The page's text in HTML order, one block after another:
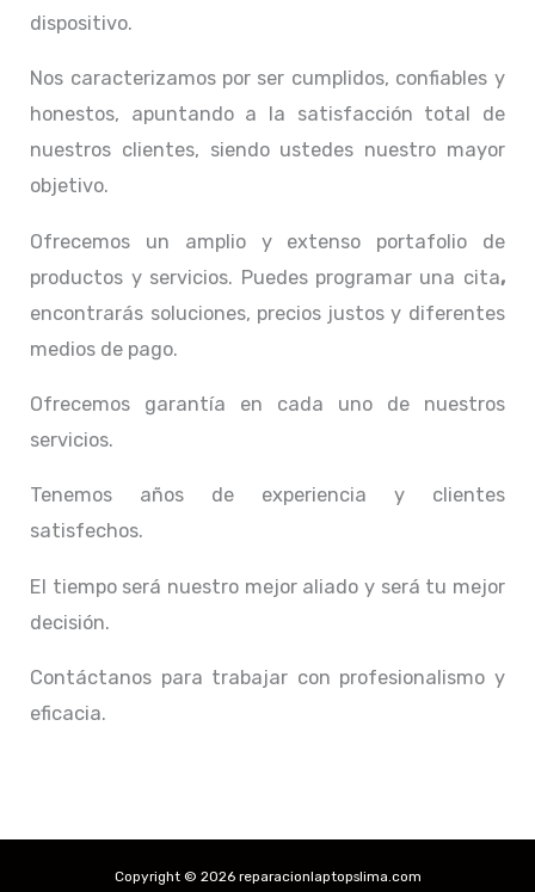
dispositivo.
Nos caracterizamos por ser cumplidos, confiables y
honestos, apuntando a la satisfacción total de
nuestros clientes, siendo ustedes nuestro mayor
objetivo.
Ofrecemos un amplio y extenso portafolio de
productos y servicios. Puedes programar una cita,
encontrarás soluciones, precios justos y diferentes
medios de pago.
Ofrecemos garantía en cada uno de nuestros
servicios.
Tenemos años de experiencia y clientes
satisfechos.
El tiempo será nuestro mejor aliado y será tu mejor
decisión.
Contáctanos para trabajar con profesionalismo y
eficacia.
Copyright © 2026 reparacionlaptopslima.com